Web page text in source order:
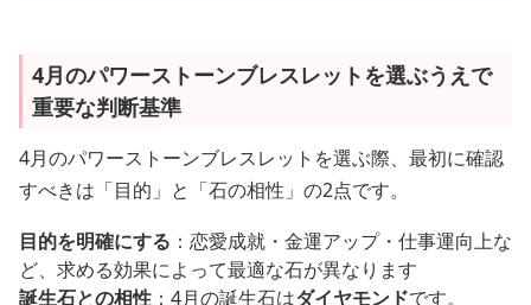
4月のパワーストーンブレスレットを選ぶうえで
重要な判断基準
4月のパワーストーンブレスレットを選ぶ際、最初に確認
すべきは「目的」と「石の相性」の2点です。
目的を明確にする ：恋愛成就・金運アップ・仕事運向上な
ど、求める効果によって最適な石が異なります
誕生石との相性 ：4月の誕生石はダイヤモンドです。